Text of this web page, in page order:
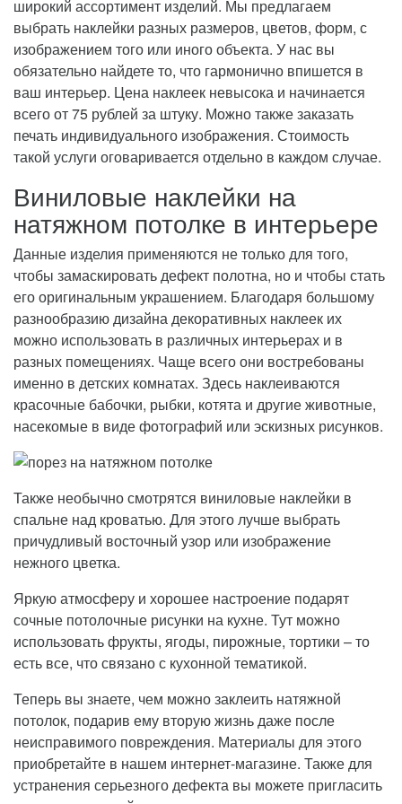
широкий ассортимент изделий. Мы предлагаем
выбрать наклейки разных размеров, цветов, форм, с
изображением того или иного объекта. У нас вы
обязательно найдете то, что гармонично впишется в
ваш интерьер. Цена наклеек невысока и начинается
всего от 75 рублей за штуку. Можно также заказать
печать индивидуального изображения. Стоимость
такой услуги оговаривается отдельно в каждом случае.
Виниловые наклейки на
натяжном потолке в интерьере
Данные изделия применяются не только для того,
чтобы замаскировать дефект полотна, но и чтобы стать
его оригинальным украшением. Благодаря большому
разнообразию дизайна декоративных наклеек их
можно использовать в различных интерьерах и в
разных помещениях. Чаще всего они востребованы
именно в детских комнатах. Здесь наклеиваются
красочные бабочки, рыбки, котята и другие животные,
насекомые в виде фотографий или эскизных рисунков.
Также необычно смотрятся виниловые наклейки в
спальне над кроватью. Для этого лучше выбрать
причудливый восточный узор или изображение
нежного цветка.
Яркую атмосферу и хорошее настроение подарят
сочные потолочные рисунки на кухне. Тут можно
использовать фрукты, ягоды, пирожные, тортики – то
есть все, что связано с кухонной тематикой.
Теперь вы знаете, чем можно заклеить натяжной
потолок, подарив ему вторую жизнь даже после
неисправимого повреждения. Материалы для этого
приобретайте в нашем интернет-магазине. Также для
устранения серьезного дефекта вы можете пригласить